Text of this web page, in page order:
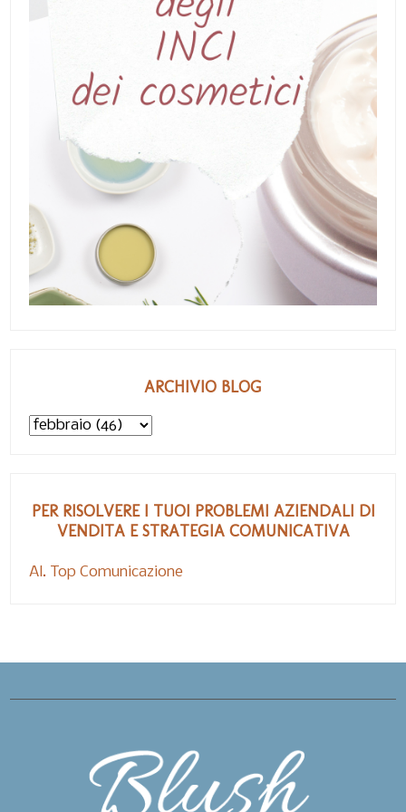
ARCHIVIO BLOG
PER RISOLVERE I TUOI PROBLEMI AZIENDALI DI
VENDITA E STRATEGIA COMUNICATIVA
Al. Top Comunicazione